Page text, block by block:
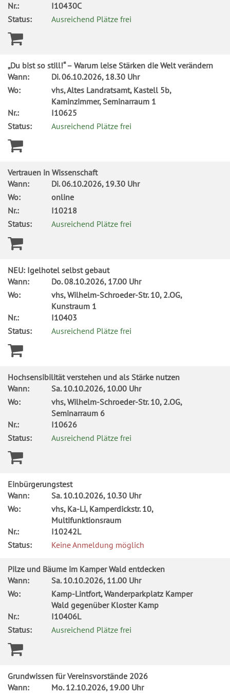
Nr.:
I10430C
Status:
Ausreichend Plätze frei
„Du bist so still!“ – Warum leise Stärken die Welt verändern
Wann:
Di.06.10.2026, 18.30 Uhr
Wo:
vhs, Altes Landratsamt, Kastell 5b,
Kaminzimmer, Seminarraum 1
Nr.:
I10625
Status:
Ausreichend Plätze frei
Vertrauen in Wissenschaft
Wann:
Di.06.10.2026, 19.30 Uhr
Wo:
online
Nr.:
I10218
Status:
Ausreichend Plätze frei
NEU: Igelhotel selbst gebaut
Wann:
Do.08.10.2026, 17.00 Uhr
Wo:
vhs, Wilhelm-Schroeder-Str. 10, 2.OG,
Kunstraum 1
Nr.:
I10403
Status:
Ausreichend Plätze frei
Hochsensibilität verstehen und als Stärke nutzen
Wann:
Sa.10.10.2026, 10.00 Uhr
Wo:
vhs, Wilhelm-Schroeder-Str. 10, 2.OG,
Seminarraum 6
Nr.:
I10626
Status:
Ausreichend Plätze frei
Einbürgerungstest
Wann:
Sa.10.10.2026, 10.30 Uhr
Wo:
vhs, Ka-Li, Kamperdickstr. 10,
Multifunktionsraum
Nr.:
I10242L
Status:
Keine Anmeldung möglich
Pilze und Bäume im Kamper Wald entdecken
Wann:
Sa.10.10.2026, 11.00 Uhr
Wo:
Kamp-Lintfort, Wanderparkplatz Kamper
Wald gegenüber Kloster Kamp
Nr.:
I10406L
Status:
Ausreichend Plätze frei
Grundwissen für Vereinsvorstände 2026
Wann:
Mo.12.10.2026, 19.00 Uhr